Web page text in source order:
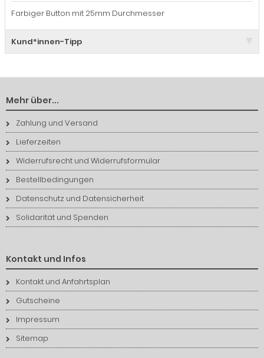
Farbiger Button mit 25mm Durchmesser
Kund*innen-Tipp
Mehr über...
Zahlung und Versand
Lieferzeiten
Widerrufsrecht und Widerrufsformular
Bestellbedingungen
Datenschutz und Datensicherheit
Solidarität und Spenden
Kontakt und Infos
Kontakt und Anfahrtsplan
Gutscheine
Impressum
Sitemap